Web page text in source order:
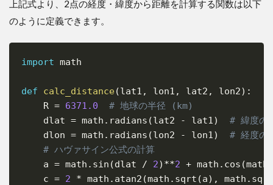
上記式より、2点の経度・緯度から距離を計算する関数は以下
のように定義できます。
import math
def calc_distance(lat1 , lon1 , lat2 , lon2) :
    R
= 6371.0
# 地球の半径 (km)
    dlat
= math . radians (lat2 - lat1)
# 緯度の
    dlon
= math . radians (lon2 - lon1)
# 経度の
# ハヴァサイン公式の計算
    a
= math . sin (dlat / 2) **2 + math . cos (math
    c
= 2 * math . atan2 (math . sqrt (a) , math . sqrt